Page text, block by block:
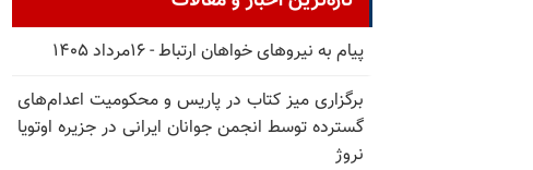
پیام به نیروهای خواهان ارتباط - ۱۶مرداد ۱۴۰۵
برگزاری میز کتاب در پاریس و محکومیت اعدام‌های
گسترده توسط انجمن جوانان ایرانی در جزیره اوتویا
نروژ